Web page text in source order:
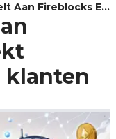
Aan Fireblocks En
Klanten
klanten